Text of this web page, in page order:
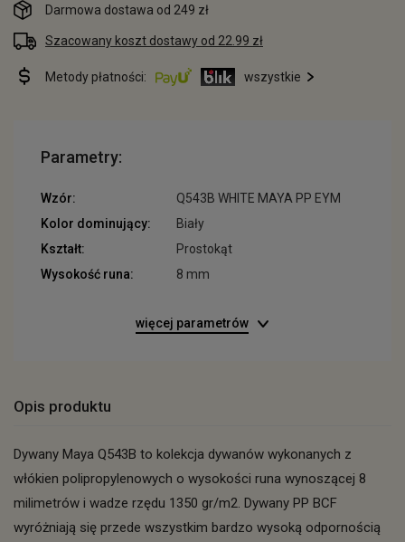
Darmowa dostawa od 249 zł
Szacowany koszt dostawy od 22.99 zł
Metody płatności: wszystkie
Parametry:
Wzór:
Q543B WHITE MAYA PP EYM
Kolor dominujący:
Biały
Kształt:
Prostokąt
Wysokość runa:
8 mm
więcej parametrów
Opis produktu
Dywany Maya Q543B to kolekcja dywanów wykonanych z
włókien polipropylenowych o wysokości runa wynoszącej 8
milimetrów i wadze rzędu 1350 gr/m2. Dywany PP BCF
wyróżniają się przede wszystkim bardzo wysoką odpornością